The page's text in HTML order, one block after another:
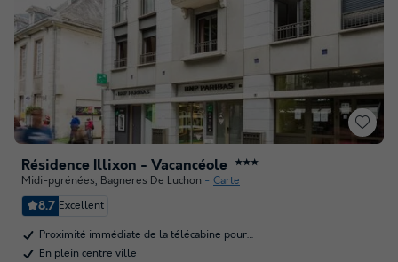
Résidence Illixon - Vacancéole ★★★
Midi-pyrénées, Bagneres De Luchon Carte
8.7 Excellent
Proximité immédiate de la télécabine pour…
En plein centre ville